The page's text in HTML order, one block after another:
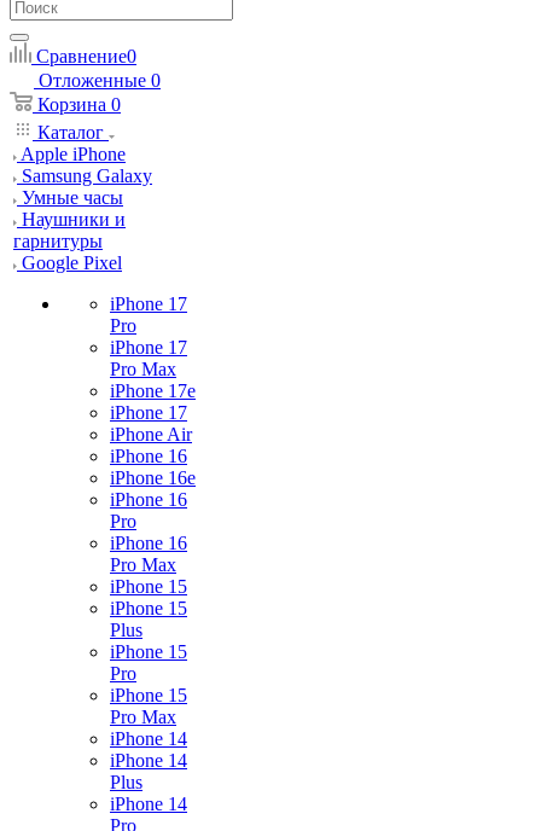
Сравнение0
Отложенные 0
Корзина 0
Каталог
Apple iPhone
Samsung Galaxy
Умные часы
Наушники и
гарнитуры
Google Pixel
iPhone 17
Pro
iPhone 17
Pro Max
iPhone 17e
iPhone 17
iPhone Air
iPhone 16
iPhone 16e
iPhone 16
Pro
iPhone 16
Pro Max
iPhone 15
iPhone 15
Plus
iPhone 15
Pro
iPhone 15
Pro Max
iPhone 14
iPhone 14
Plus
iPhone 14
Pro